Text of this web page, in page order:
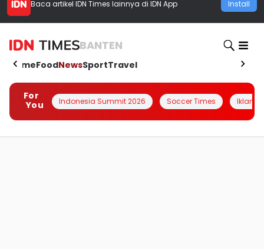
Baca artikel IDN Times lainnya di IDN App Install
BANTEN
HomeFoodNewsSportTravel
For
You
Indonesia Summit 2026 Soccer Times Iklanin